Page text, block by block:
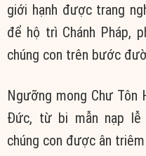
giới hạnh được trang
để hộ trì Chánh Pháp,
chúng con trên bước
Ngưỡng mong Chư Tôn
Đức, từ bi mẫn nạp lễ
chúng con được ân